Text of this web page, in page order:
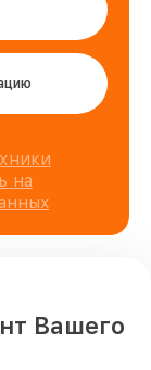
на
Вашего